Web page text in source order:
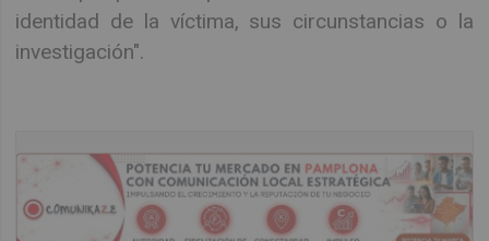
identidad de la víctima, sus circunstancias o la
investigación".